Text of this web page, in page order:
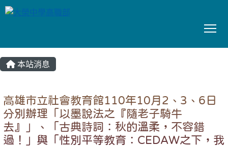
本站消息
高雄市立社會教育館110年10月2、3、6日
分別辦理「以墨說法之『隨老子騎牛
去』」、「古典詩詞：秋的溫柔，不容錯
過！」與「性別平等教育：CEDAW之下，我